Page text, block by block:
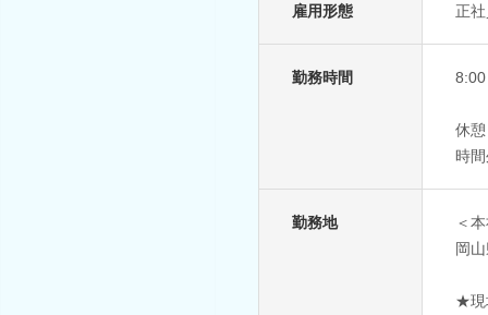
雇用形態 正
勤務時間
休
時
勤務地
＜
岡
★現